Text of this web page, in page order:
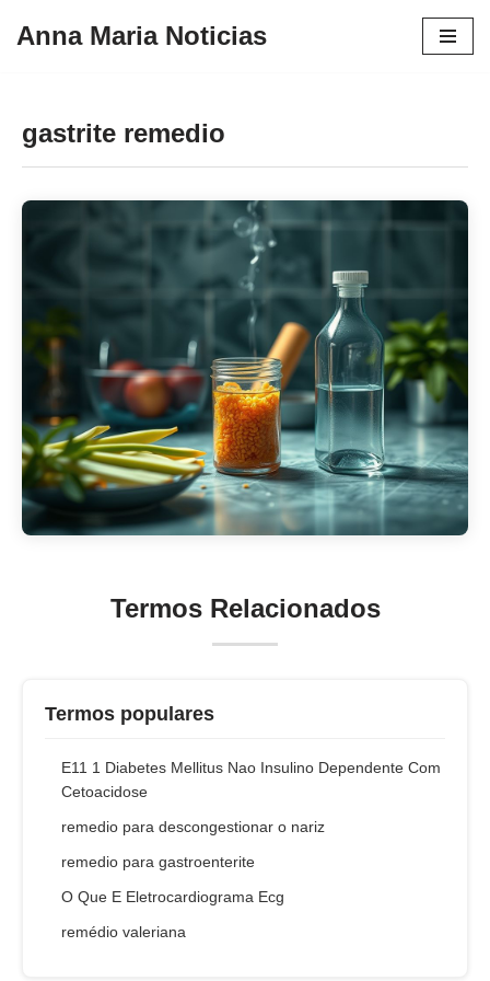
conteúdo
Anna Maria Noticias
gastrite remedio
Termos Relacionados
Termos populares
E11 1 Diabetes Mellitus Nao Insulino Dependente Com
Cetoacidose
remedio para descongestionar o nariz
remedio para gastroenterite
O Que E Eletrocardiograma Ecg
remédio valeriana